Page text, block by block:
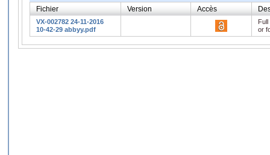
Fichier Version Accès
VX-002782 24-11-2016
10-42-29 abbyy.pdf
or